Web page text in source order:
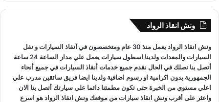
:
ونش انقاذ الرواد
ونش انقاذ الرواد يعمل منذ 30 عام ومتخصصون في أنقاذ السياراتو نقل
السيارات
والمعدات ولدينا اسطول سيارات يعمل علي مدار الساعة 24 ساعة
أتصل بنا نصلك في الحال نقدم جميع خدماتأنقاذ السياراتفي جميع أنحاء
الجمهورية بدون اكرامية او رسوم اضافية ولدينا ايضا فريق سائقين مدرب علي
اعلي مستوي من الخبرة حتى تكون مطمئنا دائما علي سيارتك أتصل بنا الان
واعثر علىأقرب ونش انقاذ سياراتمن موقعك ونش انقاذ الرواد هو اسرع